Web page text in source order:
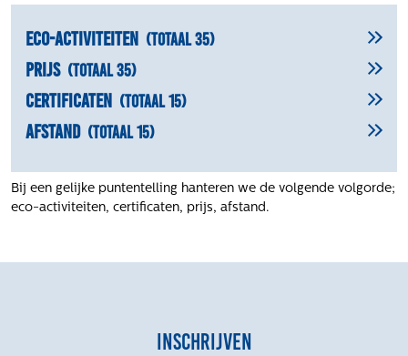
Eco-activiteiten (Totaal 35)
Prijs (Totaal 35)
Certificaten (Totaal 15)
Afstand (Totaal 15)
Bij een gelijke puntentelling hanteren we de volgende volgorde;
eco-activiteiten, certificaten, prijs, afstand.
Inschrijven